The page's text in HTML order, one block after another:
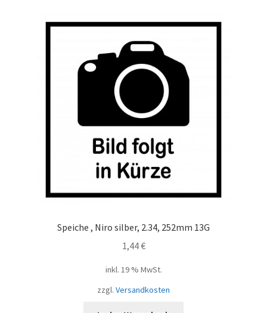
Speiche , Niro silber, 2.34, 252mm 13G
1,44€
inkl. 19 % MwSt.
zzgl. Versandkosten